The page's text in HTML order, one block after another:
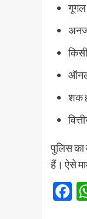
गूगल
शक
पुलिस का
हैं। ऐसे